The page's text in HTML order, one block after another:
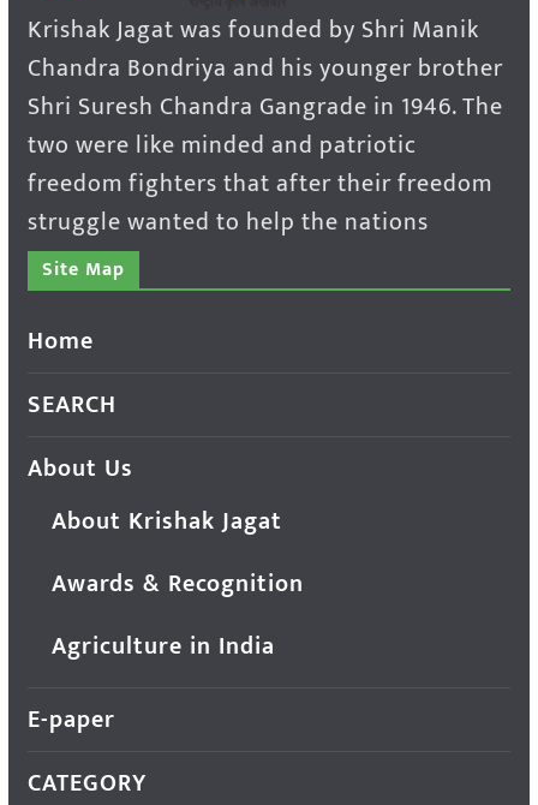
Krishak Jagat was founded by Shri Manik
Chandra Bondriya and his younger brother
Shri Suresh Chandra Gangrade in 1946. The
two were like minded and patriotic
freedom fighters that after their freedom
struggle wanted to help the nations
Site Map
Home
SEARCH
About Us
About Krishak Jagat
Awards & Recognition
Agriculture in India
E-paper
CATEGORY